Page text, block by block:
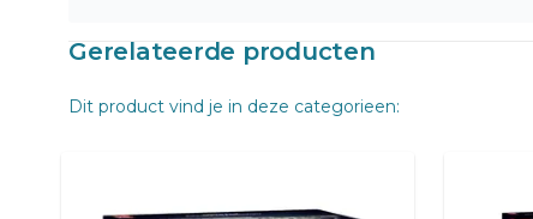
Gerelateerde producten
Dit product vind je in deze categorieen: